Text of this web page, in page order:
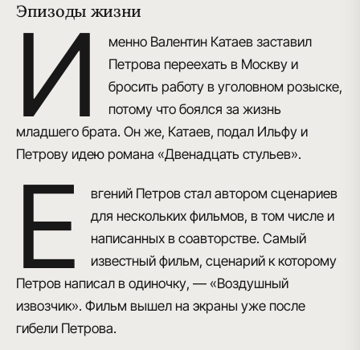
Эпизоды жизни
И
менно Валентин Катаев заставил
Петрова переехать в Москву и
бросить работу в уголовном розыске,
потому что боялся за жизнь
младшего брата. Он же, Катаев, подал Ильфу и
Петрову идею романа «Двенадцать стульев».
Е
вгений Петров стал автором сценариев
для нескольких фильмов, в том числе и
написанных в соавторстве. Самый
известный фильм, сценарий к которому
Петров написал в одиночку, — «Воздушный
извозчик». Фильм вышел на экраны уже после
гибели Петрова.